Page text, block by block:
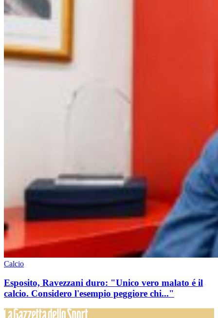
Calcio
Esposito, Ravezzani duro: "Unico vero malato é il
calcio. Considero l'esempio peggiore chi..."